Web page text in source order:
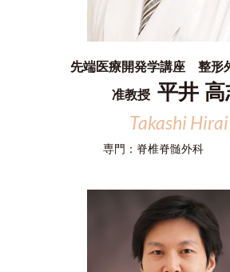
先端医療開発学講座 整形
准教授 平井 高
Takashi Hirai
専門： 脊椎脊髄外科